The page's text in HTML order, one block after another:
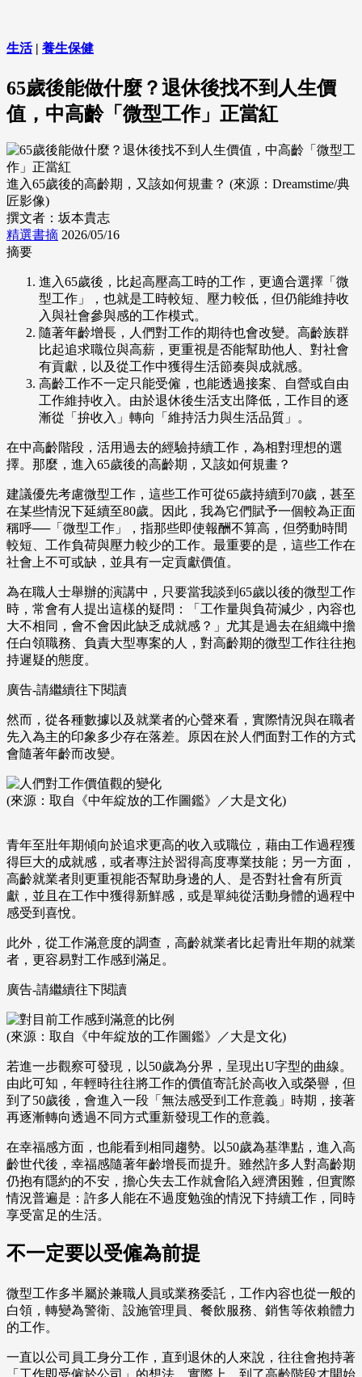
生活| 養生保健
65歲後能做什麼？退休後找不到人生價
值，中高齡「微型工作」正當紅
進入65歲後的高齡期，又該如何規畫？ (來源：Dreamstime/典
匠影像)
撰文者：坂本貴志
精選書摘 2026/05/16
摘要
進入65歲後，比起高壓高工時的工作，更適合選擇「微
型工作」，也就是工時較短、壓力較低，但仍能維持收
入與社會參與感的工作模式。
隨著年齡增長，人們對工作的期待也會改變。高齡族群
比起追求職位與高薪，更重視是否能幫助他人、對社會
有貢獻，以及從工作中獲得生活節奏與成就感。
高齡工作不一定只能受僱，也能透過接案、自營或自由
工作維持收入。由於退休後生活支出降低，工作目的逐
漸從「拚收入」轉向「維持活力與生活品質」。
在中高齡階段，活用過去的經驗持續工作，為相對理想的選
擇。那麼，進入65歲後的高齡期，又該如何規畫？
建議優先考慮微型工作，這些工作可從65歲持續到70歲，甚至
在某些情況下延續至80歲。因此，我為它們賦予一個較為正面
稱呼──「微型工作」，指那些即使報酬不算高，但勞動時間
較短、工作負荷與壓力較少的工作。最重要的是，這些工作在
社會上不可或缺，並具有一定貢獻價值。
為在職人士舉辦的演講中，只要當我談到65歲以後的微型工作
時，常會有人提出這樣的疑問：「工作量與負荷減少，內容也
大不相同，會不會因此缺乏成就感？」尤其是過去在組織中擔
任白領職務、負責大型專案的人，對高齡期的微型工作往往抱
持遲疑的態度。
廣告-請繼續往下閱讀
然而，從各種數據以及就業者的心聲來看，實際情況與在職者
先入為主的印象多少存在落差。原因在於人們面對工作的方式
會隨著年齡而改變。
(來源：取自《中年綻放的工作圖鑑》／大是文化)
青年至壯年期傾向於追求更高的收入或職位，藉由工作過程獲
得巨大的成就感，或者專注於習得高度專業技能；另一方面，
高齡就業者則更重視能否幫助身邊的人、是否對社會有所貢
獻，並且在工作中獲得新鮮感，或是單純從活動身體的過程中
感受到喜悅。
此外，從工作滿意度的調查，高齡就業者比起青壯年期的就業
者，更容易對工作感到滿足。
廣告-請繼續往下閱讀
(來源：取自《中年綻放的工作圖鑑》／大是文化)
若進一步觀察可發現，以50歲為分界，呈現出U字型的曲線。
由此可知，年輕時往往將工作的價值寄託於高收入或榮譽，但
到了50歲後，會進入一段「無法感受到工作意義」時期，接著
再逐漸轉向透過不同方式重新發現工作的意義。
在幸福感方面，也能看到相同趨勢。以50歲為基準點，進入高
齡世代後，幸福感隨著年齡增長而提升。雖然許多人對高齡期
仍抱有隱約的不安，擔心失去工作就會陷入經濟困難，但實際
情況普遍是：許多人能在不過度勉強的情況下持續工作，同時
享受富足的生活。
不一定要以受僱為前提
微型工作多半屬於兼職人員或業務委託，工作內容也從一般的
白領，轉變為警衛、設施管理員、餐飲服務、銷售等依賴體力
的工作。
一直以公司員工身分工作，直到退休的人來說，往往會抱持著